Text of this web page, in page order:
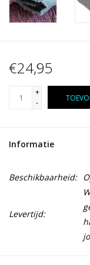
€24,95
+
-
Informatie
Beschikbaarheid:
Levertijd: